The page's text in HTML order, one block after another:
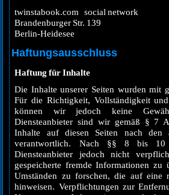
twinstabook.com social network
Brandenburger Str. 139
Berlin-Heidesee
Haftungsausschluss
Haftung für Inhalte
Die Inhalte unserer Seiten wurden mit
Für die Richtigkeit, Vollständigkeit
können wir jedoch keine
Diensteanbieter sind wir gemäß § 7
Inhalte auf diesen Seiten nach den
verantwortlich. Nach §§ 8 bis
Diensteanbieter jedoch nicht
gespeicherte fremde Informationen zu
Umständen zu forschen, die auf eine
hinweisen. Verpflichtungen zur